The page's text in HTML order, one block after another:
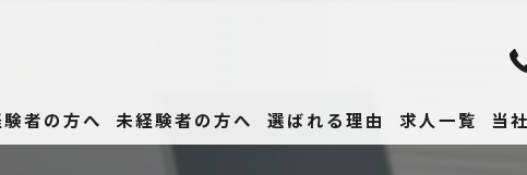
者の方へ 未経験者の方へ 選ばれる理由 求人一覧 当